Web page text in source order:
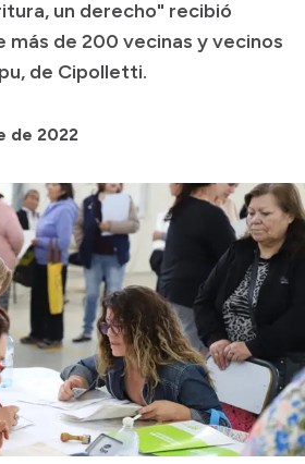
un derecho" recibió
más de 200 vecinas y vecinos
de Cipolletti.
de 2022